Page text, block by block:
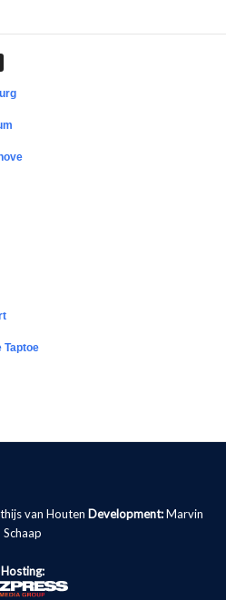
Taptoe
van Houten Development: Marvin
Schaap
Hosting: